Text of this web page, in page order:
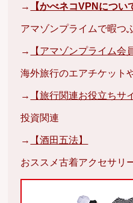
→ 【かべネコVPNについ
アマゾンプライムで暇つ
→ 【アマゾンプライム会
海外旅行のエアチケット
→ 【旅行関連お役立ちサ
投資関連
→ 【酒田五法】
おススメ古着アクセサリ